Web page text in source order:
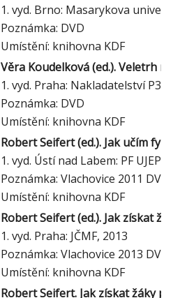
1. vyd. Brno: Masarykova
Poznámka: DVD
Umístění: knihovna KDF
Věra Koudelková (ed.). Veletrh
1. vyd. Praha: Nakladatelství P3K,
Poznámka: DVD
Umístění: knihovna KDF
Robert Seifert (ed.). Jak učím
1. vyd. Ústí nad Labem: PF UJEP,
Poznámka: Vlachovice 2011 DVD
Umístění: knihovna KDF
Robert Seifert (ed.). Jak získat
1. vyd. Praha: JČMF, 2013
Poznámka: Vlachovice 2013 DVD
Umístění: knihovna KDF
Robert Seifert. Jak získat žáky